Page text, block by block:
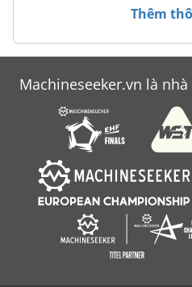
Thêm
Machineseeker.vn là